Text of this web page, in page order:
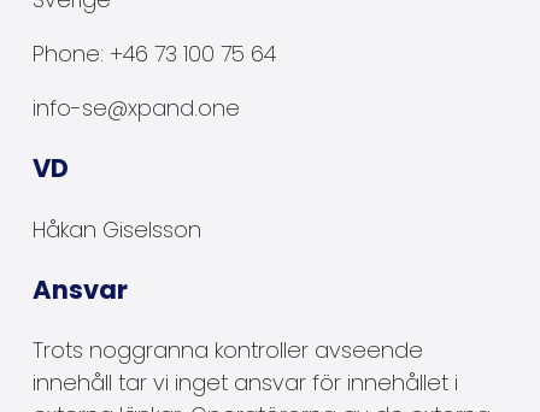
Phone: +46 73 100 75 64
info-se@xpand.one
VD
Håkan Giselsson
Ansvar
Trots noggranna kontroller avseende
innehåll tar vi inget ansvar för innehållet i